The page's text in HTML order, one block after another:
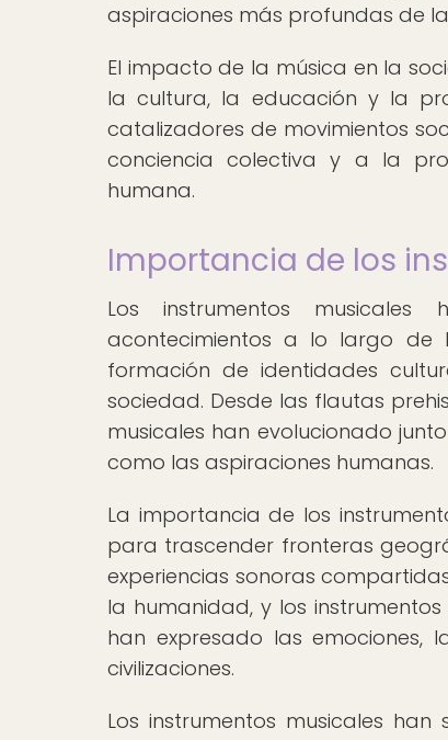
aspiraciones más profundas de
El impacto de la música en la
la cultura, la educación y la
catalizadores de movimientos
conciencia colectiva y a la
humana.
Importancia de los
Los instrumentos
acontecimientos a lo largo de
formación de identidades
sociedad. Desde las flautas
musicales han evolucionado
como las aspiraciones humanas.
La importancia de los
para trascender fronteras
experiencias sonoras
la humanidad, y los
han expresado las emociones,
civilizaciones.
Los instrumentos musicales